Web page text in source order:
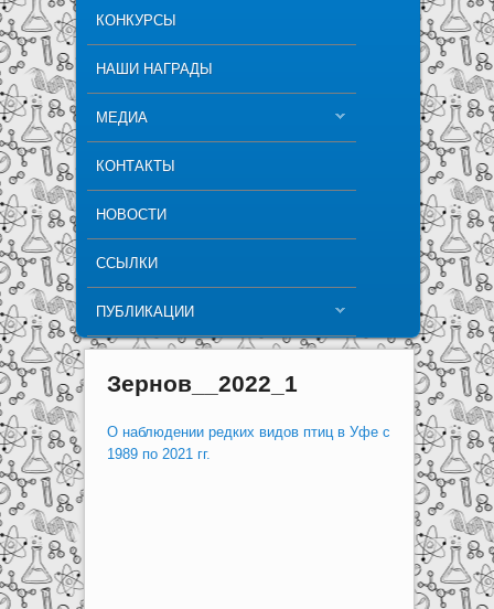
КОНКУРСЫ
НАШИ НАГРАДЫ
МЕДИА
КОНТАКТЫ
НОВОСТИ
ССЫЛКИ
ПУБЛИКАЦИИ
Зернов__2022_1
О наблюдении редких видов птиц в Уфе с
1989 по 2021 гг.